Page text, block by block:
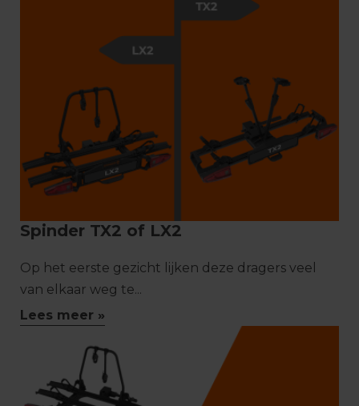
Spinder TX2 of LX2
Op het eerste gezicht lijken deze dragers veel
van elkaar weg te...
Lees meer »